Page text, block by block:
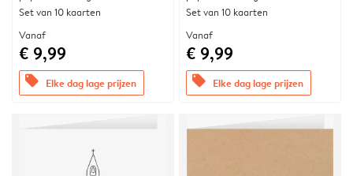
Set van 10 kaarten
Vanaf
€ 9,99
offers Elke dag lage prijzen
Set van 10 kaarten
Vanaf
€ 9,99
offers Elke dag lage prijzen